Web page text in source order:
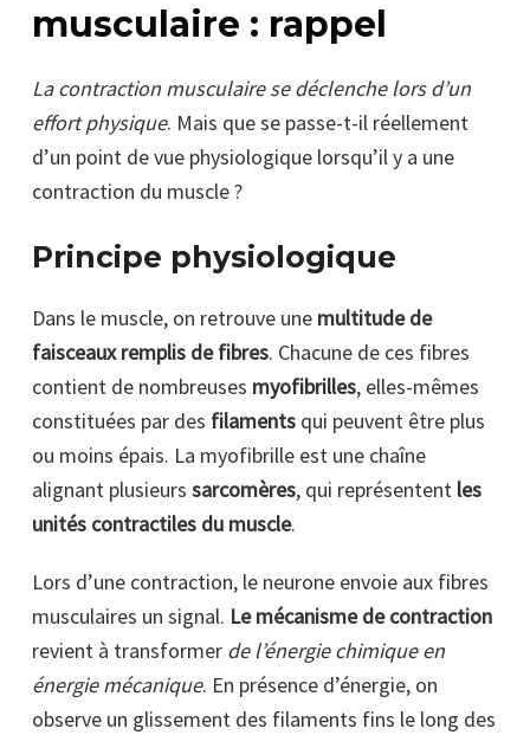
musculaire : rappel
La contraction musculaire se déclenche lors d’un
effort physique. Mais que se passe-t-il réellement
d’un point de vue physiologique lorsqu’il y a une
contraction du muscle ?
Principe physiologique
Dans le muscle, on retrouve une multitude de
faisceaux remplis de fibres. Chacune de ces fibres
contient de nombreuses myofibrilles, elles-mêmes
constituées par des filaments qui peuvent être plus
ou moins épais. La myofibrille est une chaîne
alignant plusieurs sarcomères, qui représentent les
unités contractiles du muscle.
Lors d’une contraction, le neurone envoie aux fibres
musculaires un signal. Le mécanisme de contraction
revient à transformer de l’énergie chimique en
énergie mécanique. En présence d’énergie, on
observe un glissement des filaments fins le long des